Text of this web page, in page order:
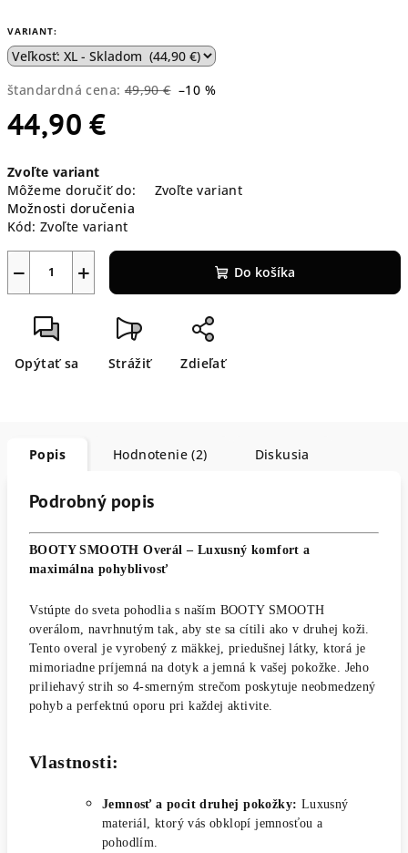
VARIANT:
štandardná cena: 49,90 € –10 %
44,90 €
cena:
Zvoľte variant
Môžeme doručiť do:
Zvoľte variant
Možnosti doručenia
Kód: Zvoľte variant
+
− Do košíka
Opýtať sa Strážiť Zdieľať
Popis Hodnotenie (2) Diskusia
Podrobný popis
BOOTY SMOOTH Overál – Luxusný komfort a
maximálna pohyblivosť
Vstúpte do sveta pohodlia s naším BOOTY SMOOTH
overálom, navrhnutým tak, aby ste sa cítili ako v druhej koži.
Tento overal je vyrobený z mäkkej, priedušnej látky, ktorá je
mimoriadne príjemná na dotyk a jemná k vašej pokožke. Jeho
priliehavý strih so 4-smerným strečom poskytuje neobmedzený
pohyb a perfektnú oporu pri každej aktivite.
Vlastnosti:
Jemnosť a pocit druhej pokožky: Luxusný
materiál, ktorý vás obklopí jemnosťou a
pohodlím.